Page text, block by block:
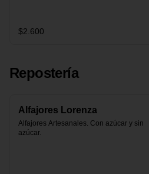
$2.600
Repostería
Alfajores Lorenza
Alfajores Artesanales. Con azúcar y sin
azúcar.